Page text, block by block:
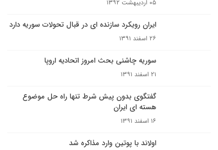
۰۵ اردیبهشت ۱۳۹۲
ایران رویکرد سازنده ای در قبال تحولات سوریه دارد
۲۶ اسفند ۱۳۹۱
سوریه چاشنی بحث امروز اتحادیه اروپا
۲۱ اسفند ۱۳۹۱
گفتگوی بدون پیش شرط تنها راه حل موضوع
هسته ای ایران
۱۶ اسفند ۱۳۹۱
اولاند با پوتین وارد مذاکره شد